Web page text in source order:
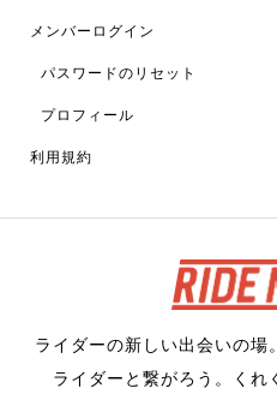
メンバーログイン
パスワードのリセット
プロフィール
利用規約
ライダーの新しい出会いの
ライダーと繋がろう。くれ